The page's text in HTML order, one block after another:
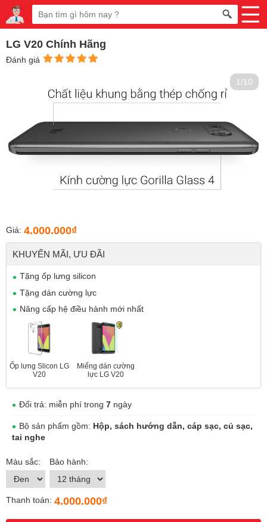
LG V20 Chính Hãng
Đánh giá
1/10
Giá: 4.000.000₫
KHUYẾN MÃI, ƯU ĐÃI
Tặng ốp lưng silicon
Tặng dán cường lực
Nâng cấp hệ điều hành mới nhất
Ốp lưng Slicon LG
V20
Miếng dán cường
lực LG V20
Đổi trả: miễn phí trong 7 ngày
Bộ sản phẩm gồm: Hộp, sách hướng dẫn, cáp sạc, củ sạc,
tai nghe
Màu sắc: Bảo hành:
Thanh toán: 4.000.000₫